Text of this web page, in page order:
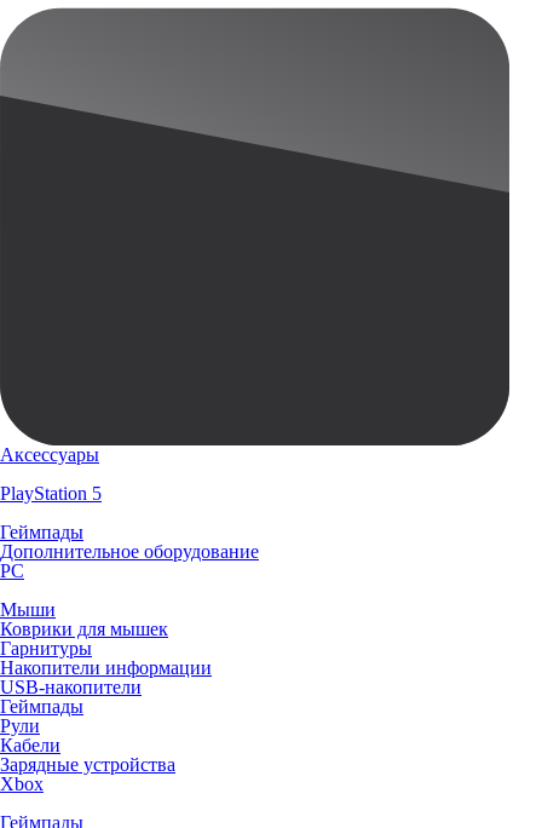
Аксессуары
PlayStation 5
Геймпады
Дополнительное оборудование
PC
Мыши
Коврики для мышек
Гарнитуры
Накопители информации
USB-накопители
Геймпады
Рули
Кабели
Зарядные устройства
Xbox
Геймпады